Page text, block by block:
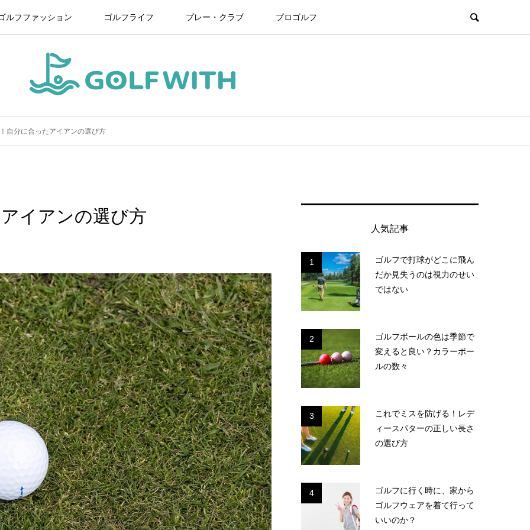
ルフファッション ゴルフライフ プレー・クラブ プロゴルフ
自分に合ったアイアンの選び方
イアンの選び方
人気記事
1
ゴルフで打球がどこに飛ん
だか見失うのは視力のせい
ではない
2
ゴルフボールの色は季節で
変えると良い？カラーボー
ルの数々
3
これでミスを防げる！レデ
ィースパターの正しい長さ
の選び方
4
ゴルフに行く時に、家から
ゴルフウェアを着て行って
いいのか？